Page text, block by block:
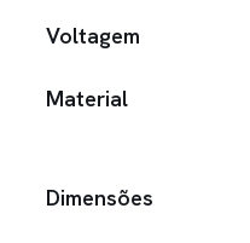
Voltagem
Material
Dimensões